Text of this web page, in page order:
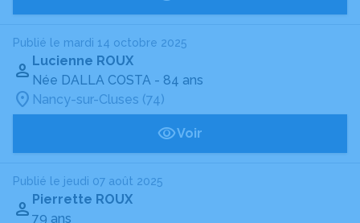
Publié le mardi 14 octobre 2025
Lucienne ROUX
Née DALLA COSTA - 84 ans
Nancy-sur-Cluses (74)
Voir
Publié le jeudi 07 août 2025
Pierrette ROUX
79 ans